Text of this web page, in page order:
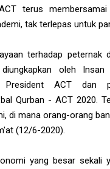
terus membersamai
tak terlepas untuk
terhadap peternak
oleh Insan
President ACT dan
Qurban - ACT 2020.
di mana orang-orang
(12/6-2020).
yang besar sekali